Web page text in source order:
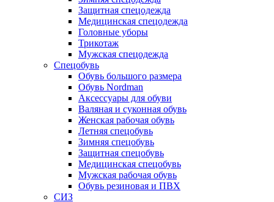
Защитная спецодежда
Медицинская спецодежда
Головные уборы
Трикотаж
Мужская спецодежда
Спецобувь
Обувь большого размера
Обувь Nordman
Аксессуары для обуви
Валяная и суконная обувь
Женская рабочая обувь
Летняя спецобувь
Зимняя спецобувь
Защитная спецобувь
Медицинская спецобувь
Мужская рабочая обувь
Обувь резиновая и ПВХ
СИЗ